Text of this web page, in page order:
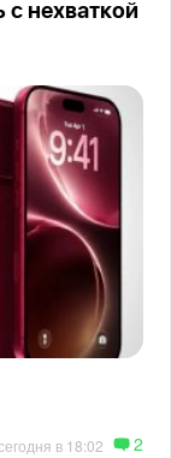
нехваткой
в 18:02 2